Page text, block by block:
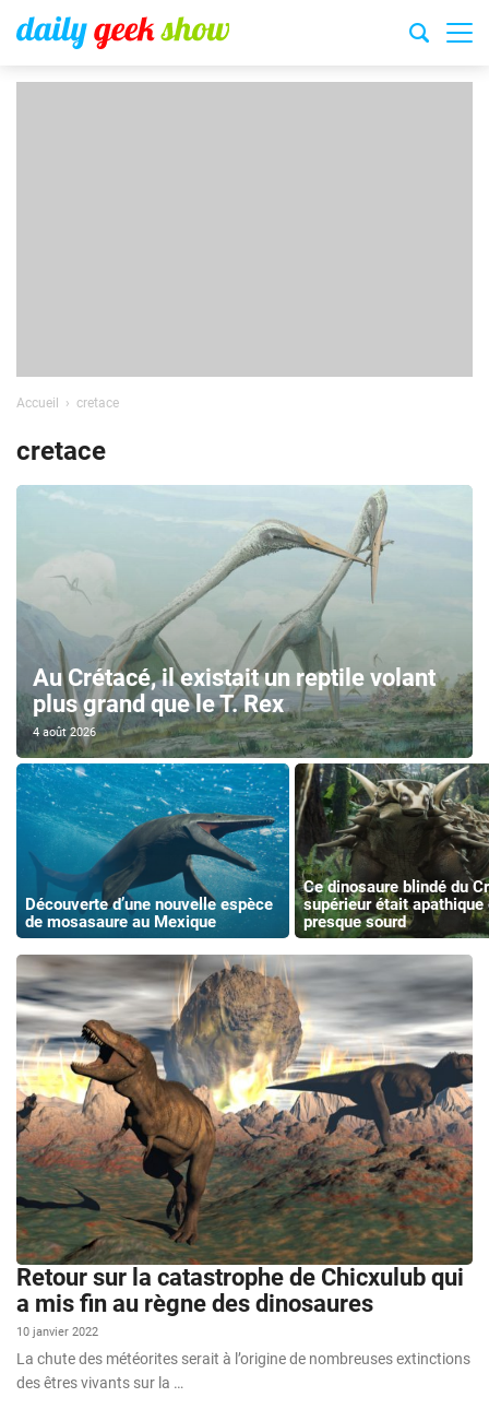
Accueil cretace
cretace
Au Crétacé, il existait un reptile volant
plus grand que le T. Rex
4 août 2026
Découverte d’une nouvelle espèce
de mosasaure au Mexique
Ce dinosaure blindé du
supérieur était apathique
presque sourd
Retour sur la catastrophe de Chicxulub qui
a mis fin au règne des dinosaures
10 janvier 2022
La chute des météorites serait à l’origine de nombreuses extinctions
des êtres vivants sur la …